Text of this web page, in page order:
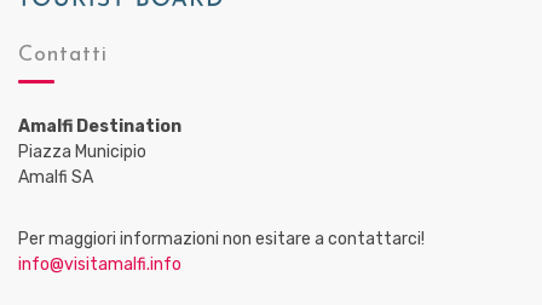
Contatti
Amalfi Destination
Piazza Municipio
Amalfi SA
Per maggiori informazioni non esitare a contattarci!
info@visitamalfi.info